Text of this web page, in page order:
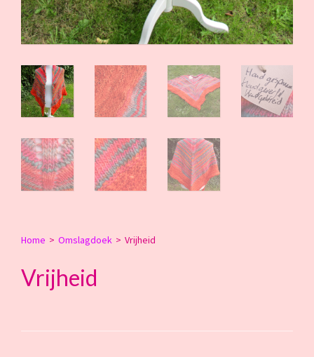
Home > Omslagdoek > Vrijheid
Vrijheid